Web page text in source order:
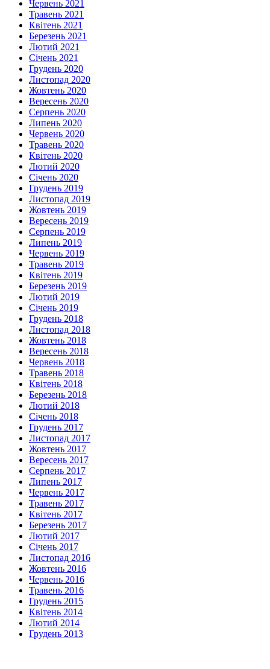
Червень 2021
Травень 2021
Квітень 2021
Березень 2021
Лютий 2021
Січень 2021
Грудень 2020
Листопад 2020
Жовтень 2020
Вересень 2020
Серпень 2020
Липень 2020
Червень 2020
Травень 2020
Квітень 2020
Лютий 2020
Січень 2020
Грудень 2019
Листопад 2019
Жовтень 2019
Вересень 2019
Серпень 2019
Липень 2019
Червень 2019
Травень 2019
Квітень 2019
Березень 2019
Лютий 2019
Січень 2019
Грудень 2018
Листопад 2018
Жовтень 2018
Вересень 2018
Червень 2018
Травень 2018
Квітень 2018
Березень 2018
Лютий 2018
Січень 2018
Грудень 2017
Листопад 2017
Жовтень 2017
Вересень 2017
Серпень 2017
Липень 2017
Червень 2017
Травень 2017
Квітень 2017
Березень 2017
Лютий 2017
Січень 2017
Листопад 2016
Жовтень 2016
Червень 2016
Травень 2016
Грудень 2015
Квітень 2014
Лютий 2014
Грудень 2013